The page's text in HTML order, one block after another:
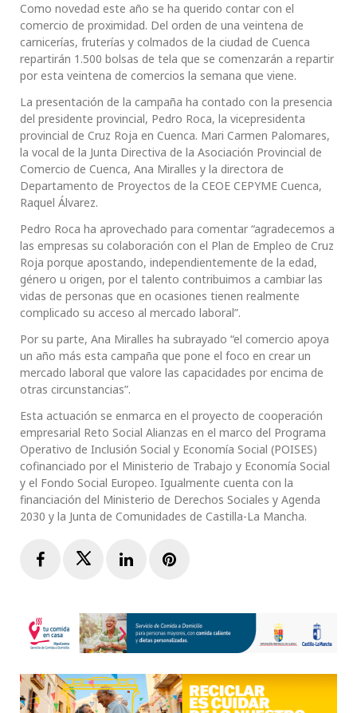
Como novedad este año se ha querido contar con el
comercio de proximidad. Del orden de una veintena de
carnicerías, fruterías y colmados de la ciudad de Cuenca
repartirán 1.500 bolsas de tela que se comenzarán a repartir
por esta veintena de comercios la semana que viene.
La presentación de la campaña ha contado con la presencia
del presidente provincial, Pedro Roca, la vicepresidenta
provincial de Cruz Roja en Cuenca. Mari Carmen Palomares,
la vocal de la Junta Directiva de la Asociación Provincial de
Comercio de Cuenca, Ana Miralles y la directora de
Departamento de Proyectos de la CEOE CEPYME Cuenca,
Raquel Álvarez.
Pedro Roca ha aprovechado para comentar “agradecemos a
las empresas su colaboración con el Plan de Empleo de Cruz
Roja porque apostando, independientemente de la edad,
género u origen, por el talento contribuimos a cambiar las
vidas de personas que en ocasiones tienen realmente
complicado su acceso al mercado laboral”.
Por su parte, Ana Miralles ha subrayado “el comercio apoya
un año más esta campaña que pone el foco en crear un
mercado laboral que valore las capacidades por encima de
otras circunstancias”.
Esta actuación se enmarca en el proyecto de cooperación
empresarial Reto Social Alianzas en el marco del Programa
Operativo de Inclusión Social y Economía Social (POISES)
cofinanciado por el Ministerio de Trabajo y Economía Social
y el Fondo Social Europeo. Igualmente cuenta con la
financiación del Ministerio de Derechos Sociales y Agenda
2030 y la Junta de Comunidades de Castilla-La Mancha.
FacebookTwitterLinkedInPinterest